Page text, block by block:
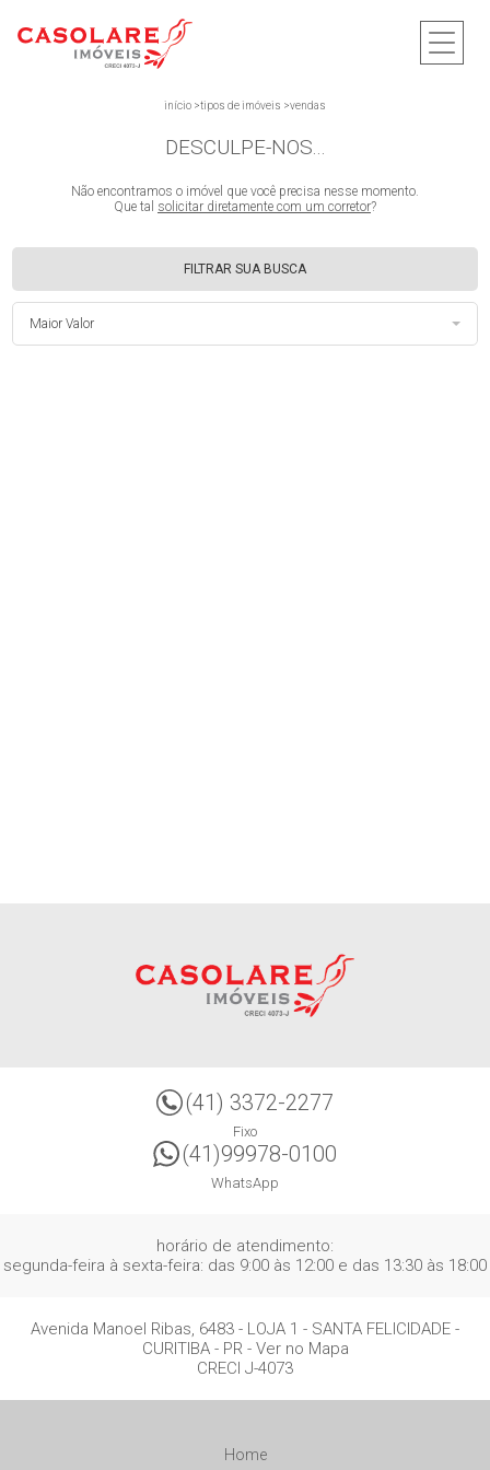
início >tipos de imóveis >vendas
DESCULPE-NOS...
Não encontramos o imóvel que você precisa nesse momento.
Que tal solicitar diretamente com um corretor?
FILTRAR SUA BUSCA
Maior Valor
(41) 3372-2277
Fixo
(41)99978-0100
WhatsApp
horário de atendimento:
segunda-feira à sexta-feira: das 9:00 às 12:00 e das 13:30 às 18:00
Avenida Manoel Ribas, 6483 - LOJA 1 - SANTA FELICIDADE -
CURITIBA- PR- Ver no Mapa
CRECI J-4073
Home